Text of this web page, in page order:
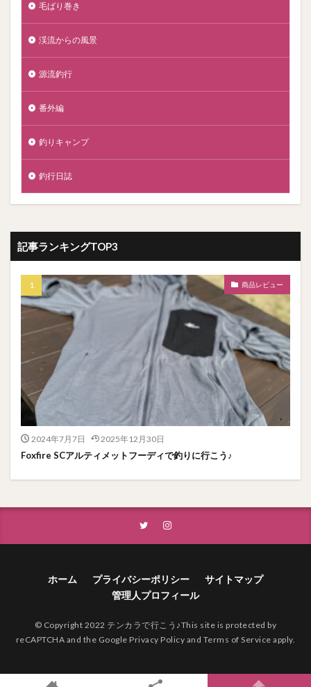
毛ばり巻き
渓流からの風景
源流釣行
番外編
釣りキャンプ
釣行日誌
記事ランキングTOP3
商品レビュー
2024年7月7日 2025年12月30日
Foxfire SCアルティメットフーディで釣りに行こう♪
ホーム プライバシーポリシー
サイトマップ
管理人プロフィール
© Copyright 2022 テンカラで行こう♪This site is protected by
reCAPTCHA and the Google Privacy Policy and Terms of Service apply.